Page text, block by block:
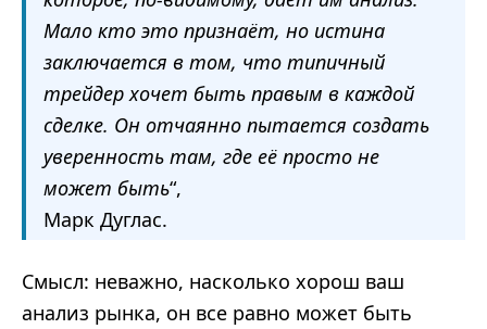
Мало кто это признаёт, но истина
заключается в том, что типичный
трейдер хочет быть правым в каждой
сделке. Он отчаянно пытается создать
уверенность там, где её просто не
может быть“,
Марк Дуглас.
Смысл: неважно, насколько хорош ваш
анализ рынка, он все равно может быть